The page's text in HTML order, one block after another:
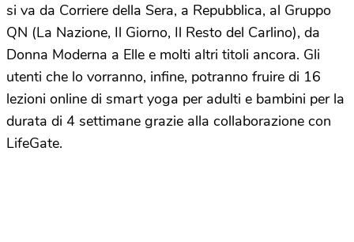
si va da Corriere della Sera, a Repubblica, al Gruppo
QN (La Nazione, Il Giorno, Il Resto del Carlino), da
Donna Moderna a Elle e molti altri titoli ancora. Gli
utenti che lo vorranno, infine, potranno fruire di 16
lezioni online di smart yoga per adulti e bambini per la
durata di 4 settimane grazie alla collaborazione con
LifeGate.